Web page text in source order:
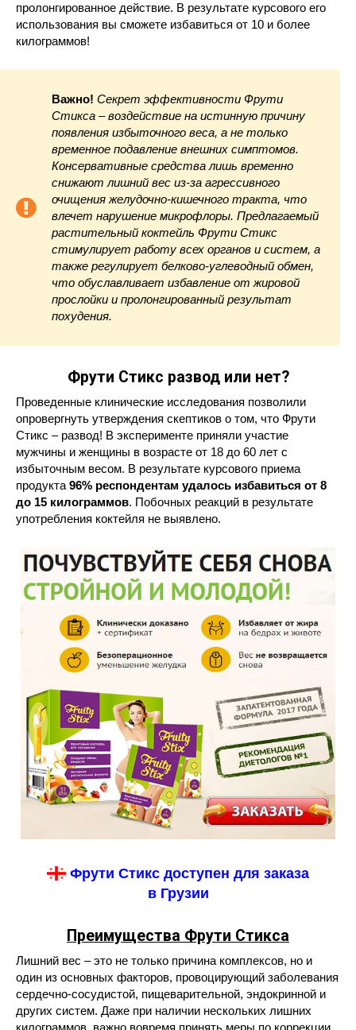
пролонгированное действие. В результате курсового его
использования вы сможете избавиться от 10 и более
килограммов!
Важно! Секрет эффективности Фрути
Стикса – воздействие на истинную причину
появления избыточного веса, а не только
временное подавление внешних симптомов.
Консервативные средства лишь временно
снижают лишний вес из-за агрессивного
очищения желудочно-кишечного тракта, что
влечет нарушение микрофлоры. Предлагаемый
растительный коктейль Фрути Стикс
стимулирует работу всех органов и систем, а
также регулирует белково-углеводный обмен,
что обуславливает избавление от жировой
прослойки и пролонгированный результат
похудения.
Фрути Стикс развод или нет?
Проведенные клинические исследования позволили
опровергнуть утверждения скептиков о том, что Фрути
Стикс – развод! В эксперименте приняли участие
мужчины и женщины в возрасте от 18 до 60 лет с
избыточным весом. В результате курсового приема
продукта 96% респондентам удалось избавиться от 8
до 15 килограммов. Побочных реакций в результате
употребления коктейля не выявлено.
Фрути Стикс доступен для заказа
в Грузии
Преимущества Фрути Стикса
Лишний вес – это не только причина комплексов, но и
один из основных факторов, провоцирующий заболевания
сердечно-сосудистой, пищеварительной, эндокринной и
других систем. Даже при наличии нескольких лишних
килограммов, важно вовремя принять меры по коррекции